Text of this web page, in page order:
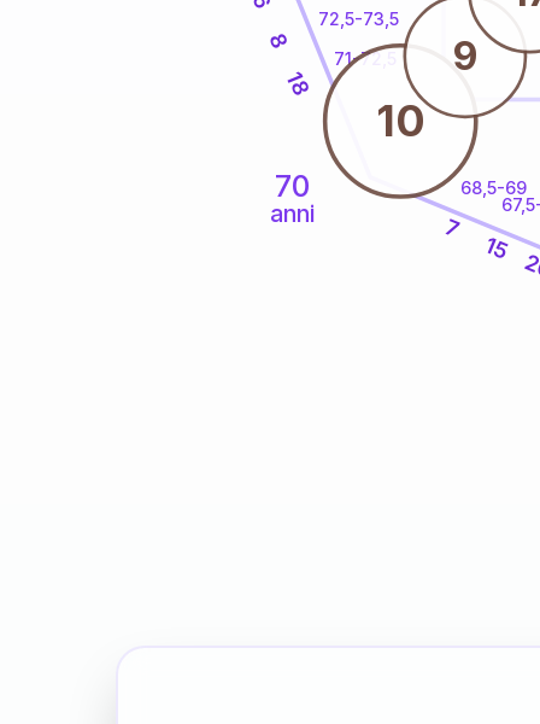
70
anni
68,5-69
71-72,5
72,5-73,5
15
7
18
8
10
9